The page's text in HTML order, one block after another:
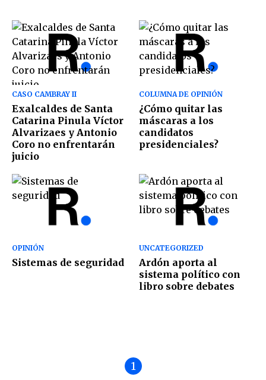
CASO CAMBRAY II
Exalcaldes de Santa
Catarina Pinula Víctor
Alvarizaes y Antonio
Coro no enfrentarán
juicio
COLUMNA DE OPINIÓN
¿Cómo quitar las
máscaras a los
candidatos
presidenciales?
OPINIÓN
Sistemas de seguridad
UNCATEGORIZED
Ardón aporta al
sistema político con
libro sobre debates
1